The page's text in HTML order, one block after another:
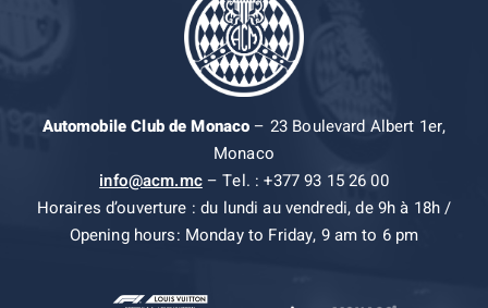
Automobile Club de Monaco– 23 Boulevard Albert 1er,
Monaco
info@acm.mc– Tel. : +377 93 15 26 00
Horaires d’ouverture : du lundi au vendredi, de 9h à 18h /
Opening hours: Monday to Friday, 9 am to 6 pm